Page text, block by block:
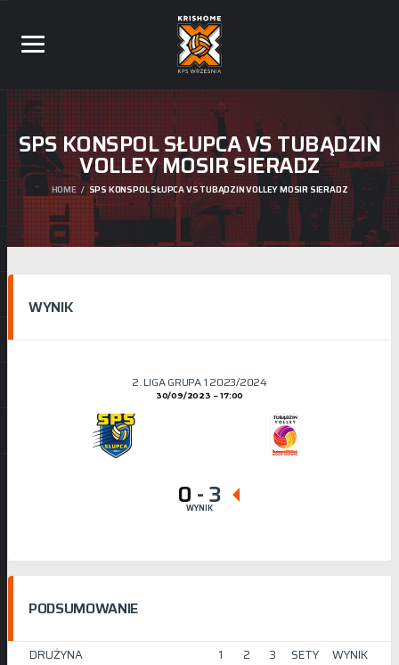
SPS KONSPOL SŁUPCA VS TUBĄDZIN
VOLLEY MOSIR SIERADZ
HOME SPS KONSPOL SŁUPCA VS TUBĄDZIN VOLLEY MOSIR SIERADZ
WYNIK
2. LIGA GRUPA 1 2023/2024
30/09/2023 17:00
0 -3
WYNIK
PODSUMOWANIE
DRUŻYNA 1 2 3 SETY
WYNIK